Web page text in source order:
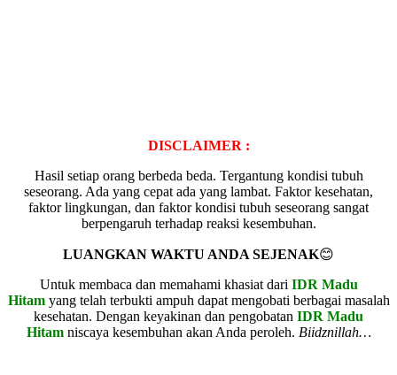
DISCLAIMER :
Hasil setiap orang berbeda beda. Tergantung kondisi tubuh
seseorang. Ada yang cepat ada yang lambat. Faktor kesehatan,
faktor lingkungan, dan faktor kondisi tubuh seseorang sangat
berpengaruh terhadap reaksi kesembuhan.
LUANGKAN WAKTU ANDA SEJENAK😊
Untuk membaca dan memahami khasiat dari IDR Madu
Hitamyang telah terbukti ampuh dapat mengobati berbagai masalah
kesehatan. Dengan keyakinan dan pengobatan IDR Madu
Hitamniscaya kesembuhan akan Anda peroleh. Biidznillah…